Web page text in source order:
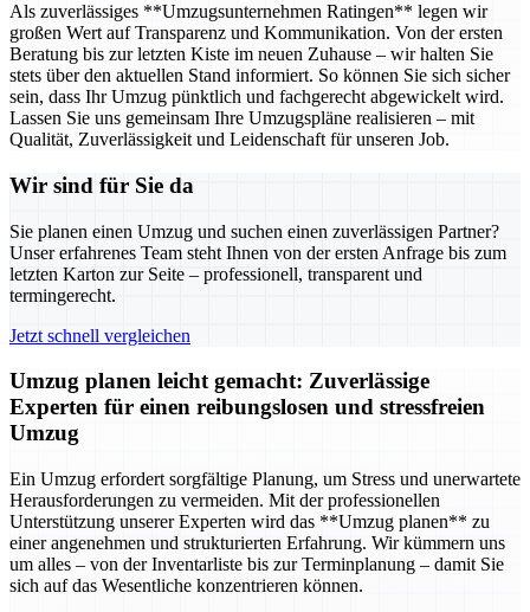
Als zuverlässiges **Umzugsunternehmen Ratingen** legen wir
großen Wert auf Transparenz und Kommunikation. Von der ersten
Beratung bis zur letzten Kiste im neuen Zuhause – wir halten Sie
stets über den aktuellen Stand informiert. So können Sie sich sicher
sein, dass Ihr Umzug pünktlich und fachgerecht abgewickelt wird.
Lassen Sie uns gemeinsam Ihre Umzugspläne realisieren – mit
Qualität, Zuverlässigkeit und Leidenschaft für unseren Job.
Wir sind für Sie da
Sie planen einen Umzug und suchen einen zuverlässigen Partner?
Unser erfahrenes Team steht Ihnen von der ersten Anfrage bis zum
letzten Karton zur Seite – professionell, transparent und
termingerecht.
Jetzt schnell vergleichen
Umzug planen leicht gemacht: Zuverlässige
Experten für einen reibungslosen und stressfreien
Umzug
Ein Umzug erfordert sorgfältige Planung, um Stress und unerwartete
Herausforderungen zu vermeiden. Mit der professionellen
Unterstützung unserer Experten wird das **Umzug planen** zu
einer angenehmen und strukturierten Erfahrung. Wir kümmern uns
um alles – von der Inventarliste bis zur Terminplanung – damit Sie
sich auf das Wesentliche konzentrieren können.